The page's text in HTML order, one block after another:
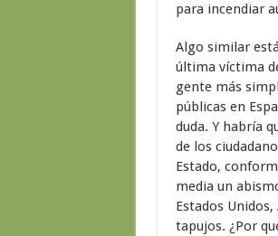
para incendiar
Algo similar
última víctima
gente más
públicas en
duda. Y habría
de los
Estado,
media un
Estados
tapujos. ¿Por